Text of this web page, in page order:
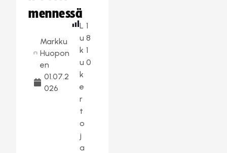
mennessä
Markku
Huopon
en
01.07.2
026
L
u
k
u
k
e
r
t
o
j
a
1
8
1
0